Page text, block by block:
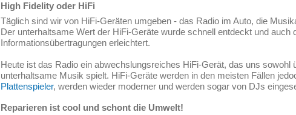
High Fidelity oder HiFi
Täglich sind wir von HiFi-Geräten umgeben - das Radio im Auto, die
Der unterhaltsame Wert der HiFi-Geräte wurde schnell entdeckt und
Informationsübertragungen erleichtert.
Heute ist das Radio ein abwechslungsreiches HiFi-Gerät, das uns
unterhaltsame Musik spielt. HiFi-Geräte werden in den meisten Fällen
Plattenspieler, werden wieder moderner und werden sogar von DJs
Reparieren ist cool und schont die Umwelt!